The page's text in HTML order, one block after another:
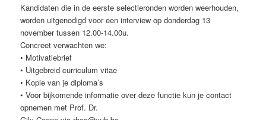
Kandidaten die in de eerste selectieronden worden weerhouden,
worden uitgenodigd voor een interview op donderdag 13
november tussen 12.00-14.00u.
Concreet verwachten we:
• Motivatiebrief
• Uitgebreid curriculum vitae
• Kopie van je diploma’s
• Voor bijkomende informatie over deze functie kun je contact
opnemen met Prof. Dr.